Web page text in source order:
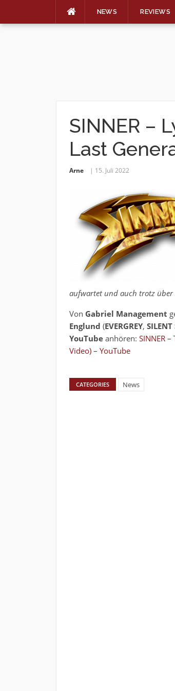
NEWS REVIEWS
SINNER –
Last
Arne 15. Juli 2022
aufwartet und auch trotz über
Von Gabriel Management
Englund (EVERGREY, SILENT
YouTubeanhören: SINNER
Video) – YouTube
CATEGORIES News